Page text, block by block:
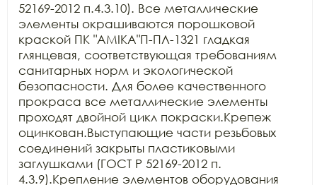
52169-2012 п.4.3.10). Все металлические
элементы окрашиваются порошковой
краской ПК "АМIKA"П-ПЛ-1321 гладкая
глянцевая, соответствующая требованиям
санитарных норм и экологической
безопасности. Для более качественного
прокраса все металлические элементы
проходят двойной цикл покраски.Крепеж
оцинкован.Выступающие части резьбовых
соединений закрыты пластиковыми
заглушками (ГОСТ Р 52169-2012 п.
4.3.9).Крепление элементов оборудования